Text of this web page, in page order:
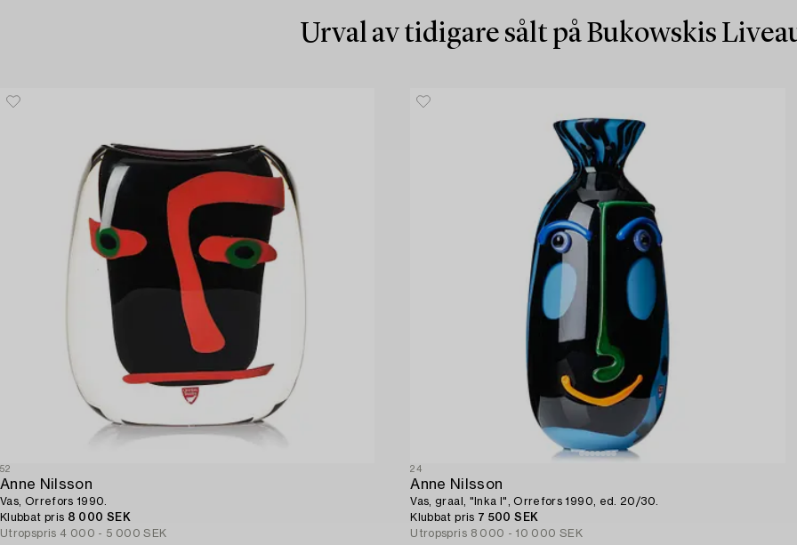
Urval av tidigare sålt på Bukowskis
52
Anne Nilsson
Vas, Orrefors 1990.
Klubbat pris 8 000 SEK
Utropspris 4 000 - 5 000 SEK
24
Anne Nilsson
Vas, graal, "Inka I", Orrefors 1990, ed. 20/30.
Klubbat pris 7 500 SEK
Utropspris 8 000 - 10 000 SEK